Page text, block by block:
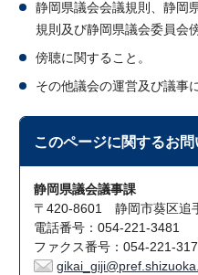
静岡県議会会議規則、静岡
規則及び静岡県議会委員会
傍聴に関すること。
その他議会の運営及び議事
このページに関するお
静岡県議会議事課
〒420-8601 静岡市葵区追
電話番号：054-221-3481
ファクス番号：054-221-